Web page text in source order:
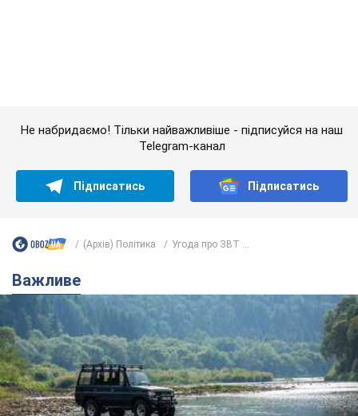
Значні штрафи і спеціальні полігони: як
проблему джипінгу вирішують за кордоном
Україні не завадить взяти приклад із країн Європи
8.08.2026 05:10 1,7 т.
На Прикарпатті після аномальної